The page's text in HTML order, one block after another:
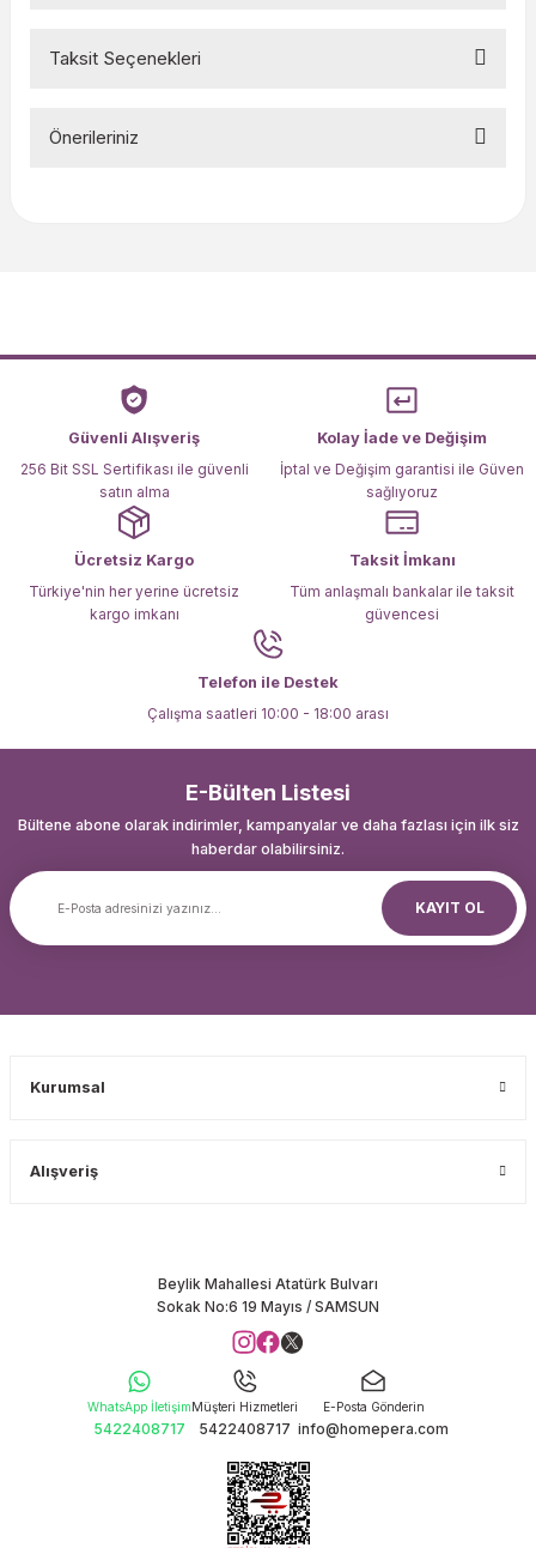
Taksit Seçenekleri
Önerileriniz
Ürün açıklamasında eksik bilgiler bulunuyor.
Ürün bilgilerinde hatalar bulunuyor.
Bu ürüne benzer farklı alternatifler olmalı.
Güvenli Alışveriş
256 Bit SSL Sertifikası ile güvenli
satın alma
Kolay İade ve Değişim
İptal ve Değişim garantisi ile Güven
sağlıyoruz
Ücretsiz Kargo
Türkiye'nin her yerine ücretsiz
kargo imkanı
Taksit İmkanı
Tüm anlaşmalı bankalar ile taksit
güvencesi
Telefon ile Destek
Çalışma saatleri 10:00 - 18:00 arası
E-Bülten Listesi
Bültene abone olarak indirimler, kampanyalar ve daha fazlası için ilk siz
haberdar olabilirsiniz.
KAYIT OL
Kurumsal
Alışveriş
Beylik Mahallesi Atatürk Bulvarı
Sokak No:6 19 Mayıs / SAMSUN
WhatsApp İletişim
5422408717
Müşteri Hizmetleri
5422408717
E-Posta Gönderin
info@homepera.com